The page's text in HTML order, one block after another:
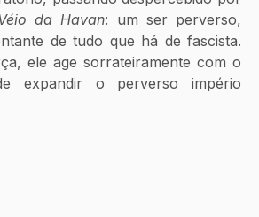
da Havan: um ser perverso,
de tudo que há de fascista.
ele age sorrateiramente com o
expandir o perverso império